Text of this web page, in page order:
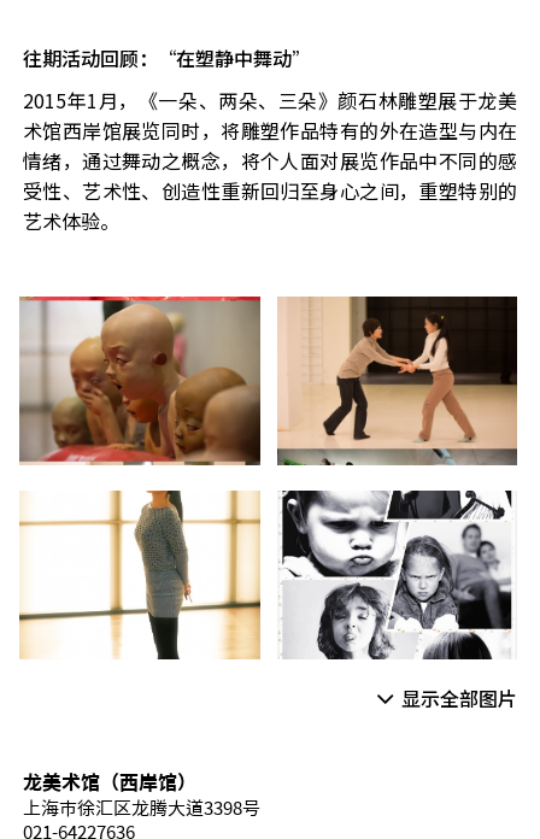
往期活动回顾：“在塑静中舞动”
2015年1月，《一朵、两朵、三朵》颜石林雕塑展于龙美
术馆西岸馆展览同时，将雕塑作品特有的外在造型与内在
情绪，通过舞动之概念，将个人面对展览作品中不同的感
受性、艺术性、创造性重新回归至身心之间，重塑特别的
艺术体验。
显示全部图片
龙美术馆（西岸馆）
上海市徐汇区龙腾大道3398号
021-64227636